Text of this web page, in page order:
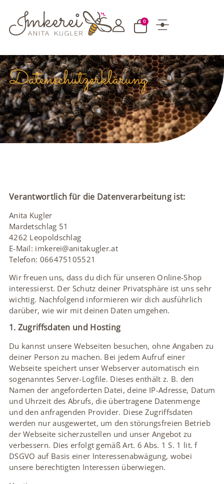
0
Datenschutzerklärung
Verantwortlich für die Datenverarbeitung ist:
Anita Kugler
Mardetschlag 51
4262 Leopoldschlag
E-Mail: imkerei@anitakugler.at
Telefon: 066475105521
Wir freuen uns, dass du dich für unseren Online-Shop
interessierst. Der Schutz deiner Privatsphäre ist uns sehr
wichtig. Nachfolgend informieren wir dich ausführlich
darüber, wie wir mit deinen Daten umgehen.
1. Zugriffsdaten und Hosting
Du kannst unsere Webseiten besuchen, ohne Angaben zu
deiner Person zu machen. Bei jedem Aufruf einer
Webseite speichert unser Webserver automatisch ein
sogenanntes Server-Logfile. Dieses enthält z. B. den
Namen der angeforderten Datei, deine IP-Adresse, Datum
und Uhrzeit des Abrufs, die übertragene Datenmenge
und den anfragenden Provider. Diese Zugriffsdaten
werden nur ausgewertet, um den störungsfreien Betrieb
der Webseite sicherzustellen und unser Angebot zu
verbessern. Dies erfolgt gemäß Art. 6 Abs. 1 S. 1 lit. f
DSGVO auf Basis einer Interessenabwägung, wobei
unsere berechtigten Interessen überwiegen.